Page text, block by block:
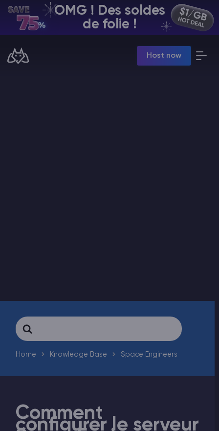
OMG ! Des soldes
de folie !
Host now
FR | USD
Manage your servers & payments
Search
For
Home Knowledge Base Space Engineers
Comment
configurer le serveur